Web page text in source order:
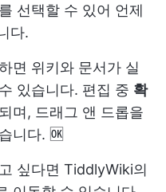
선택할 수 있어 언제
다.
면 위키와 문서가 실
있습니다. 편집 중 확
며, 드래그 앤 드롭을
니다. 🆗
싶다면 TiddlyWiki의